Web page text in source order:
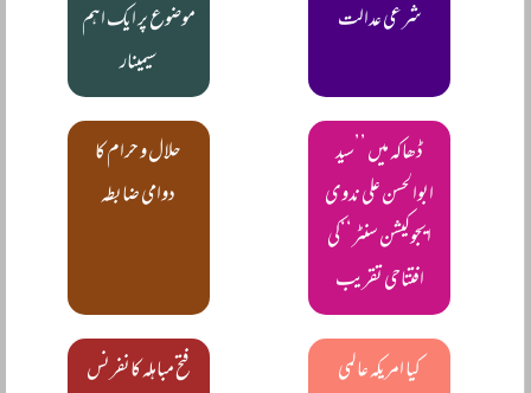
شرعی عدالت
موضوع پر ایک اہم
سیمینار
ڈھاکہ میں ’’سید
ابوالحسن علی ندوی
ایجوکیشن سنٹر‘‘کی
افتتاحی تقریب
حلال و حرام کا
دوامی ضابطہ
کیا امریکہ عالمی
فتح مباہلہ کانفرنس